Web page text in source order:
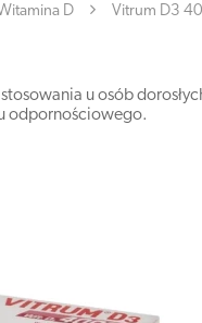
D Vitrum D3
u osób
odpornościowego.